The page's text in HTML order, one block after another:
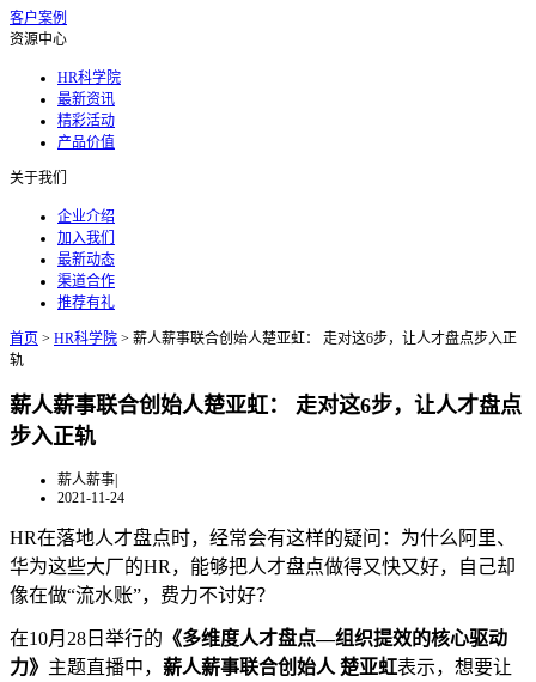
客户案例
资源中心
HR科学院
最新资讯
精彩活动
产品价值
关于我们
企业介绍
加入我们
最新动态
渠道合作
推荐有礼
首页 > HR科学院 > 薪人薪事联合创始人楚亚虹： 走对这6步，让人才盘点步入正
轨
薪人薪事联合创始人楚亚虹： 走对这6步，让人才盘点
步入正轨
薪人薪事|
2021-11-24
HR在落地人才盘点时，经常会有这样的疑问：为什么阿里、
华为这些大厂的HR，能够把人才盘点做得又快又好，自己却
像在做“流水账”，费力不讨好？
在10月28日举行的 《多维度人才盘点—组织提效的核心驱动
力》 主题直播中， 薪人薪事联合创始人 楚亚虹表示，想要让